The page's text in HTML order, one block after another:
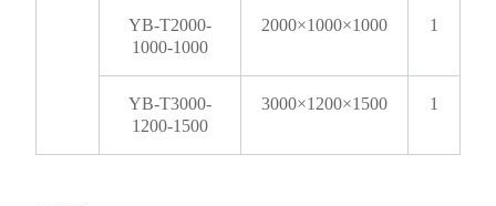
YB-T2000-
1000-1000
2000×1000×1000 1
YB-T3000-
1200-1500
3000×1200×1500 1